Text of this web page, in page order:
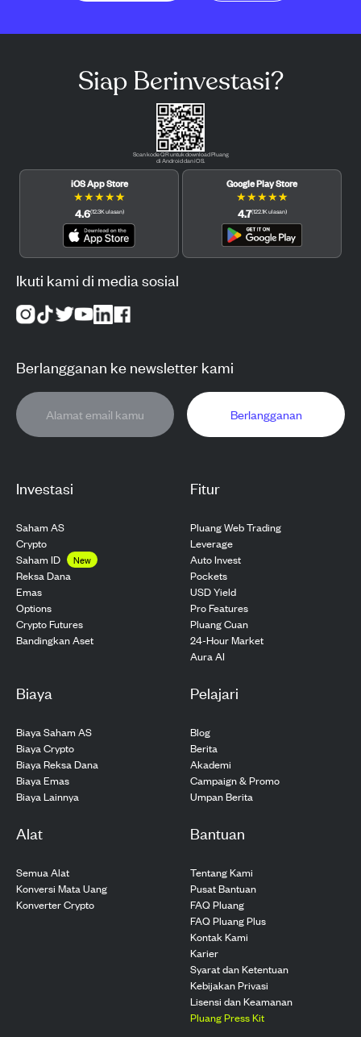
Investasi
Saham AS
Crypto
Saham ID
New
Reksa Dana
Emas
Options
Crypto Futures
Bandingkan Aset
Fitur
Pluang Web Trading
Leverage
Auto Invest
Pockets
USD Yield
Pro Features
Pluang Cuan
24-Hour Market
Aura AI
Biaya
Biaya Saham AS
Biaya Crypto
Biaya Reksa Dana
Biaya Emas
Biaya Lainnya
Pelajari
Blog
Berita
Akademi
Campaign & Promo
Umpan Berita
Alat
Semua Alat
Konversi Mata Uang
Konverter Crypto
Bantuan
Tentang Kami
Pusat Bantuan
FAQ Pluang
FAQ Pluang Plus
Kontak Kami
Karier
Syarat dan Ketentuan
Kebijakan Privasi
Lisensi dan Keamanan
Pluang Press Kit
Siap Berinvestasi?
Scan kode QR untuk download Pluang
di Android dan iOS.
iOS App Store
★★★★★
4.6(12.3Kulasan)
Google Play Store
★★★★★
4.7(122.1Kulasan)
Ikuti kami di media sosial
Berlangganan ke newsletter kami
Berlangganan